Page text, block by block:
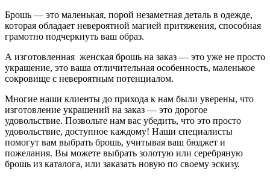
Брошь — это маленькая, порой незаметная деталь в одежде,
которая обладает невероятной магией притяжения, способная
грамотно подчеркнуть ваш образ.
А изготовленная женская брошь на заказ — это уже не просто
украшение, это ваша отличительная особенность, маленькое
сокровище с невероятным потенциалом.
Многие наши клиенты до прихода к нам были уверены, что
изготовление украшений на заказ — это дорогое
удовольствие. Позвольте нам вас убедить, что это просто
удовольствие, доступное каждому! Наши специалисты
помогут вам выбрать брошь, учитывая ваш бюджет и
пожелания. Вы можете выбрать золотую или серебряную
брошь из каталога, или заказать новую по своему эскизу.